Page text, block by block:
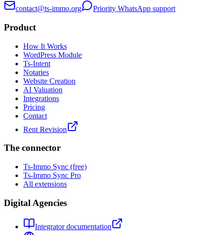
contact@ts-immo.org Priority WhatsApp support
Product
How It Works
WordPress Module
Ts-Intent
Notaries
Website Creation
AI Valuation
Integrations
Pricing
Contact
Rent Revision
The connector
Ts-Immo Sync (free)
Ts-Immo Sync Pro
All extensions
Digital Agencies
Integrator documentation